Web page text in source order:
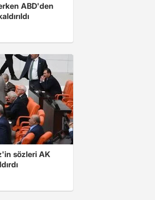
ABD'den
sözleri AK